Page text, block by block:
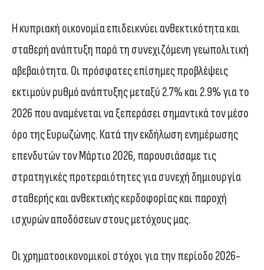
Η κυπριακή οικονομία επιδεικνύει ανθεκτικότητα και
σταθερή ανάπτυξη παρά τη συνεχιζόμενη γεωπολιτική
αβεβαιότητα. Οι πρόσφατες επίσημες προβλέψεις
εκτιμούν ρυθμό ανάπτυξης μεταξύ 2.7% και 2.9% για το
2026 που αναμένεται να ξεπεράσει σημαντικά τον μέσο
όρο της Ευρωζώνης. Κατά την εκδήλωση ενημέρωσης
επενδυτών τον Μάρτιο 2026, παρουσιάσαμε τις
στρατηγικές προτεραιότητες για συνεχή δημιουργία
σταθερής και ανθεκτικής κερδοφορίας και παροχή
ισχυρών αποδόσεων στους μετόχους μας.
Οι χρηματοοικονομικοί στόχοι για την περίοδο 2026-